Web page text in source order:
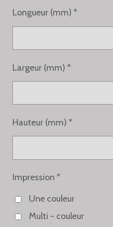
Longueur (mm) *
Largeur (mm) *
Hauteur (mm) *
Impression *
Une couleur
Multi - couleur